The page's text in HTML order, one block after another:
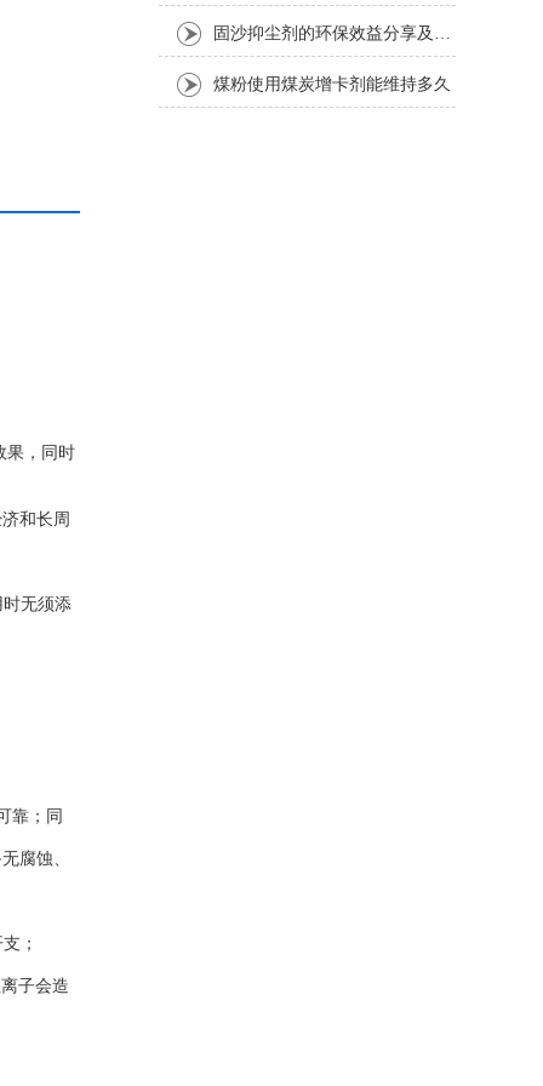
果，同时
和长周
无须添
靠；同
腐蚀、
；
子会造
固沙抑尘剂的环保效益分享及其应用考虑因素介绍
煤粉使用煤炭增卡剂能维持多久